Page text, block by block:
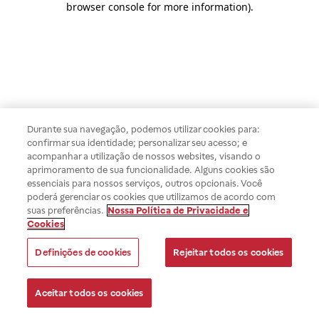
browser console for more information).
Durante sua navegação, podemos utilizar cookies para:
confirmar sua identidade; personalizar seu acesso; e
acompanhar a utilização de nossos websites, visando o
aprimoramento de sua funcionalidade. Alguns cookies são
essenciais para nossos serviços, outros opcionais. Você
poderá gerenciar os cookies que utilizamos de acordo com
suas preferências. Nossa Política de Privacidade e
Cookies
Definições de cookies Rejeitar todos os cookies
Aceitar todos os cookies